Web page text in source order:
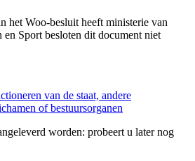
het Woo-besluit heeft ministerie van
Sport besloten dit document niet
van de staat, andere
of bestuursorganen
worden: probeert u later nog